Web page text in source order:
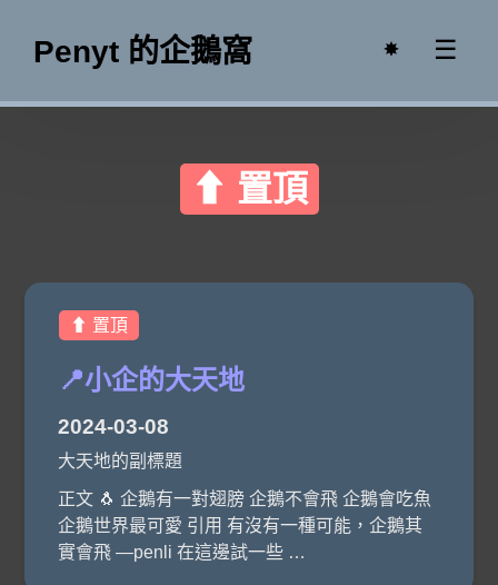
Penyt 的企鵝窩 ✸ ☰
⬆ 置頂
⬆ 置頂
📍小企的大天地
2024-03-08
大天地的副標題
正文 🐧 企鵝有一對翅膀 企鵝不會飛 企鵝會吃魚
企鵝世界最可愛 引用 有沒有一種可能，企鵝其
實會飛 —penli 在這邊試一些 …